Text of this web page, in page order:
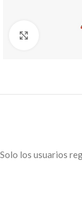
Solo los usuarios